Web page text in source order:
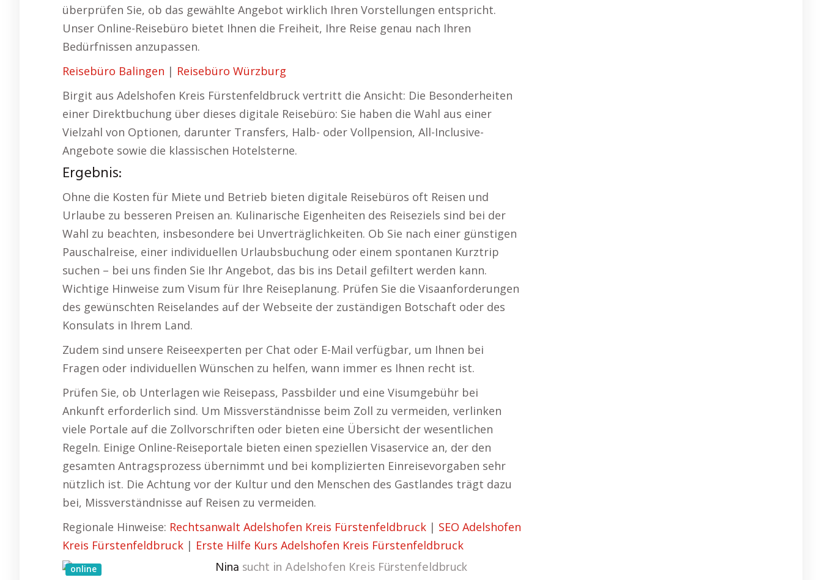
überprüfen Sie, ob das gewählte Angebot wirklich Ihren Vorstellungen entspricht.
Unser Online-Reisebüro bietet Ihnen die Freiheit, Ihre Reise genau nach Ihren
Bedürfnissen anzupassen.
Reisebüro Balingen | Reisebüro Würzburg
Birgit aus Adelshofen Kreis Fürstenfeldbruck vertritt die Ansicht: Die Besonderheiten
einer Direktbuchung über dieses digitale Reisebüro: Sie haben die Wahl aus einer
Vielzahl von Optionen, darunter Transfers, Halb- oder Vollpension, All-Inclusive-
Angebote sowie die klassischen Hotelsterne.
Ergebnis:
Ohne die Kosten für Miete und Betrieb bieten digitale Reisebüros oft Reisen und
Urlaube zu besseren Preisen an. Kulinarische Eigenheiten des Reiseziels sind bei der
Wahl zu beachten, insbesondere bei Unverträglichkeiten. Ob Sie nach einer günstigen
Pauschalreise, einer individuellen Urlaubsbuchung oder einem spontanen Kurztrip
suchen – bei uns finden Sie Ihr Angebot, das bis ins Detail gefiltert werden kann.
Wichtige Hinweise zum Visum für Ihre Reiseplanung. Prüfen Sie die Visaanforderungen
des gewünschten Reiselandes auf der Webseite der zuständigen Botschaft oder des
Konsulats in Ihrem Land.
Zudem sind unsere Reiseexperten per Chat oder E-Mail verfügbar, um Ihnen bei
Fragen oder individuellen Wünschen zu helfen, wann immer es Ihnen recht ist.
Prüfen Sie, ob Unterlagen wie Reisepass, Passbilder und eine Visumgebühr bei
Ankunft erforderlich sind. Um Missverständnisse beim Zoll zu vermeiden, verlinken
viele Portale auf die Zollvorschriften oder bieten eine Übersicht der wesentlichen
Regeln. Einige Online-Reiseportale bieten einen speziellen Visaservice an, der den
gesamten Antragsprozess übernimmt und bei komplizierten Einreisevorgaben sehr
nützlich ist. Die Achtung vor der Kultur und den Menschen des Gastlandes trägt dazu
bei, Missverständnisse auf Reisen zu vermeiden.
Regionale Hinweise: Rechtsanwalt Adelshofen Kreis Fürstenfeldbruck | SEO Adelshofen
Kreis Fürstenfeldbruck | Erste Hilfe Kurs Adelshofen Kreis Fürstenfeldbruck
online Nina sucht in Adelshofen Kreis Fürstenfeldbruck